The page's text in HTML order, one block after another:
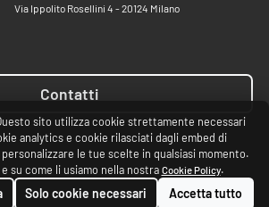
Via Ippolito Rosellini 4 - 20124 Milano
Contatti
sito utilizza cookie strettamente necessari
analytics e cookie rilasciati dagli embed di
le tue scelte in qualsiasi momento.
su come li usiamo nella nostra Cookie Policy.
Solo cookie necessari Accetta tutto